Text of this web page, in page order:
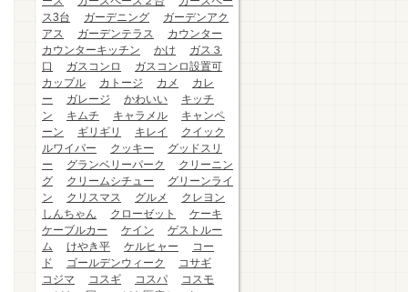
ス3台
ガーデニング
ガーデンアク
アス
ガーデンテラス
カウンター
カウンターキッチン
かけ
ガス３
口
ガスコンロ
ガスコンロ設置可
カップル
カトージ カメ
カレ
ー
ガレージ かわいい
キッチ
ン
キムチ キャラメル
キャンペ
ーン
ギリギリ キレイ
クイック
ルワイパー
クッキー
グッドスリ
ー
グランベリーパーク
クリーニン
グ
クリームシチュー
グリーンライ
ン
クリスマス グルメ
クレヨン
しんちゃん
クローゼット
ケーキ
ケーブルカー
ケイン
ゲストルー
ム
けやき平 ケルヒャー
コー
ド
ゴールデンウィーク
コサギ
コジマ
コスギ コスパ
コスモ